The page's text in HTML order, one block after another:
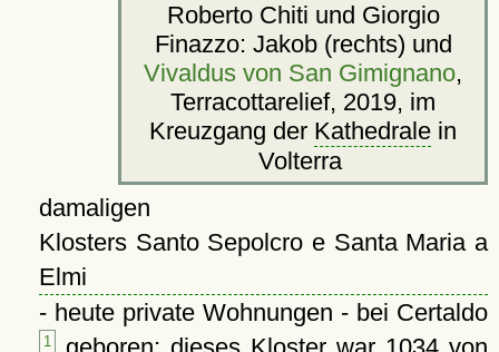
Roberto Chiti und Giorgio
Finazzo: Jakob (rechts) und
Vivaldus von San Gimignano,
Terracottarelief, 2019, im
Kreuzgang der Kathedrale in
Volterra
damaligen
Klosters Santo Sepolcro e Santa Maria a
Elmi
- heute private Wohnungen - bei Certaldo
1